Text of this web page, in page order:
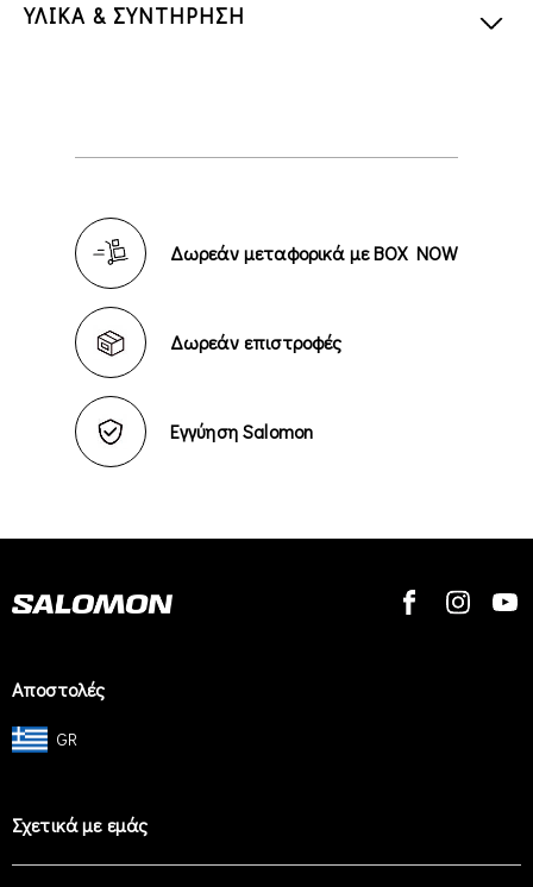
ΥΛΙΚΑ & ΣΥΝΤΗΡΗΣΗ
Δωρεάν μεταφορικά με BOX NOW
Δωρεάν επιστροφές
Εγγύηση Salomon
Αποστολές
GR
Σχετικά με εμάς